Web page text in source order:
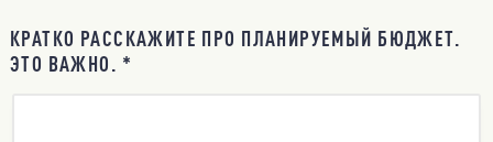
КРАТКО РАССКАЖИТЕ ПРО ПЛАНИРУЕМЫЙ БЮДЖЕТ.
ЭТО ВАЖНО. *